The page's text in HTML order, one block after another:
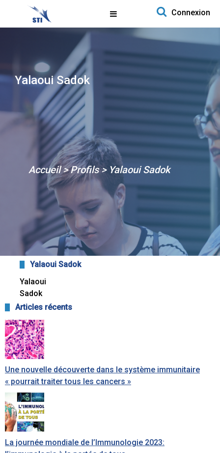
Aller au contenu
Search for:
Connexion
Yalaoui Sadok
Accueil>Profils> Yalaoui Sadok
Yalaoui Sadok
Yalaoui
Sadok
Articles récents
Une nouvelle découverte dans le système immunitaire
« pourrait traiter tous les cancers »
La journée mondiale de l’Immunologie 2023: